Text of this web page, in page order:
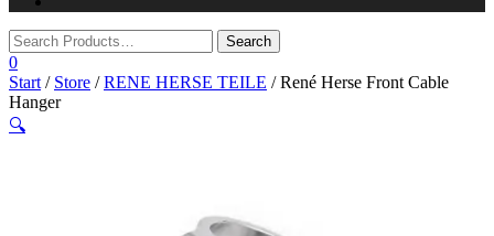
0
Start / Store /RENE HERSE TEILE / René Herse Front Cable
Hanger
🔍